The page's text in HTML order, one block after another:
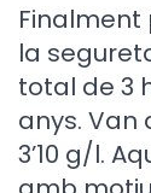
Finalment
la
total de 3
anys. Van
3’10 g/l.